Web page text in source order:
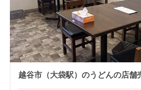
越谷市（大袋駅）のうどんの店舗